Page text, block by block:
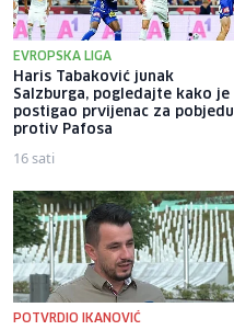
EVROPSKA LIGA
Haris Tabaković junak
Salzburga, pogledajte kako je
postigao prvijenac za pobjedu
protiv Pafosa
16 sati
POTVRDIO IKANOVIĆ